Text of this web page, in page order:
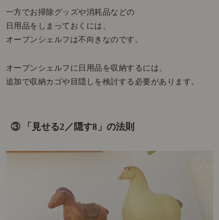
一方でお掃除グッズや消耗品などの
日用品をしまっておくには、
オープンシェルフは不向きなのです。
オープンシェルフに日用品を収納するには、
追加で収納カゴや目隠しを検討する必要があります。
③ 「見せる2／隠す8」の法則